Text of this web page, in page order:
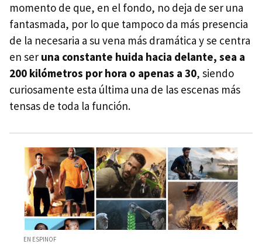
momento de que, en el fondo, no deja de ser una
fantasmada, por lo que tampoco da más presencia
de la necesaria a su vena más dramática y se centra
en ser una constante huida hacia delante, sea a
200 kilómetros por hora o apenas a 30, siendo
curiosamente esta última una de las escenas más
tensas de toda la función.
EN ESPINOF